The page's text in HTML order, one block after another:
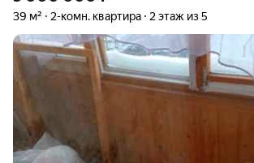
39 м² 2-комн. квартира 2 этаж из 5